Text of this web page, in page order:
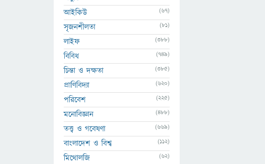
আইকিউ (67)
সৃজনশীলতা (81)
লাইফ (388)
বিবিধ (749)
চিন্তা ও দক্ষতা (385)
প্রাণিবিদ্যা (620)
পরিবেশ (225)
মনোবিজ্ঞান (488)
তত্ত্ব ও গবেষণা (669)
বাংলাদেশ ও বিশ্ব (112)
মিথোলজি (62)